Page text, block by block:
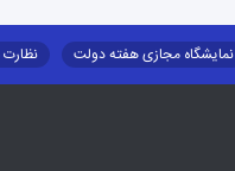
نمایشگاه مجازی هفته دولت نظارت